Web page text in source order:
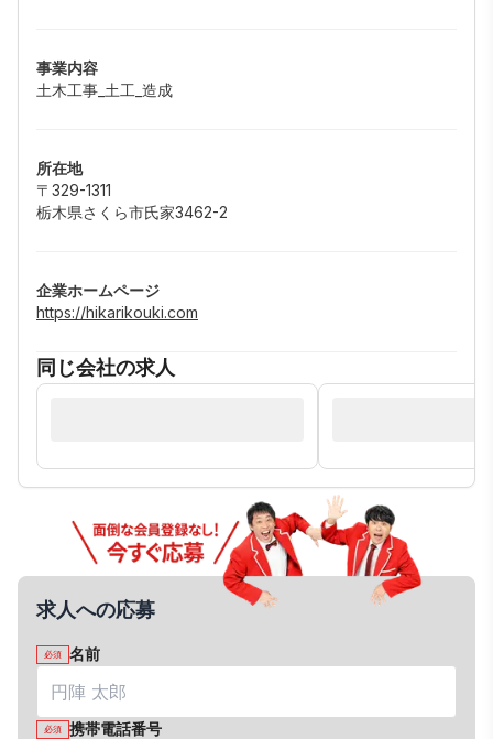
事業内容
土木工事_土工_造成
所在地
〒329-1311
栃木県さくら市氏家3462-2
企業ホームページ
https://hikarikouki.com
同じ会社の求人
求人への応募
必須 名前
必須 携帯電話番号